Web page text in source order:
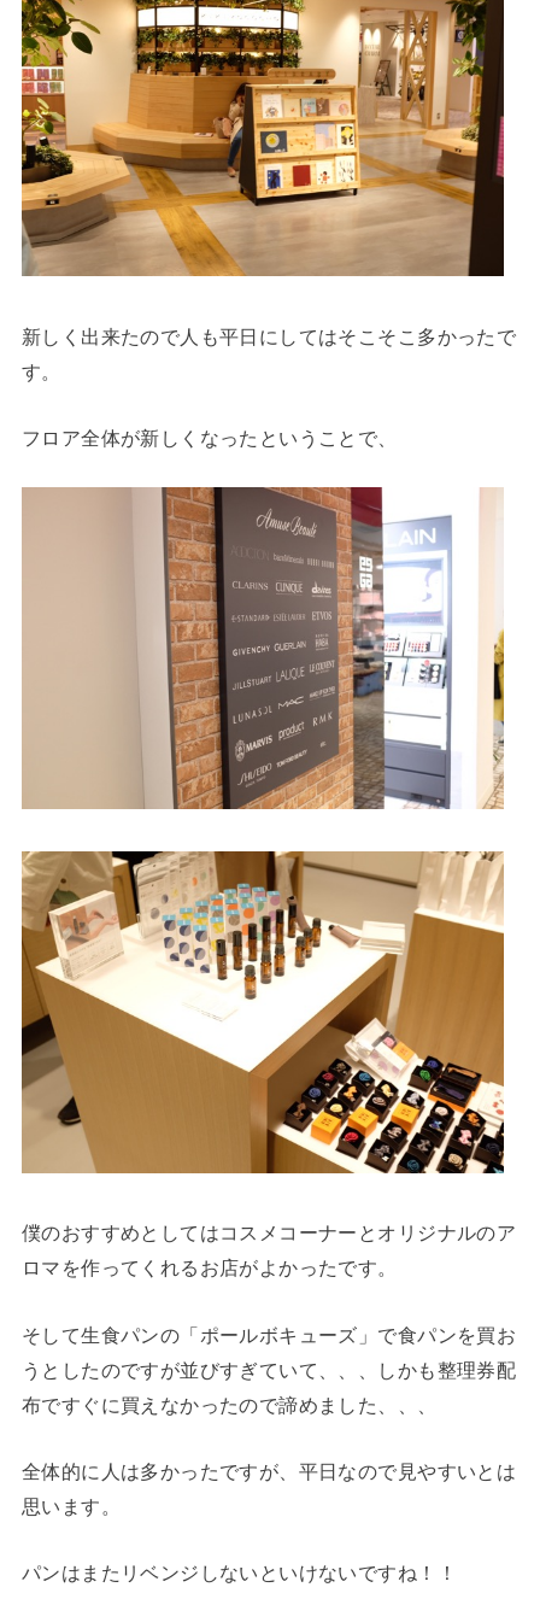
新しく出来たので人も平日にしてはそこそこ多かったで
す。
フロア全体が新しくなったということで、
僕のおすすめとしてはコスメコーナーとオリジナルのア
ロマを作ってくれるお店がよかったです。
そして生食パンの「ポールボキューズ」で食パンを買お
うとしたのですが並びすぎていて、、、しかも整理券配
布ですぐに買えなかったので諦めました、、、
全体的に人は多かったですが、平日なので見やすいとは
思います。
パンはまたリベンジしないといけないですね！！